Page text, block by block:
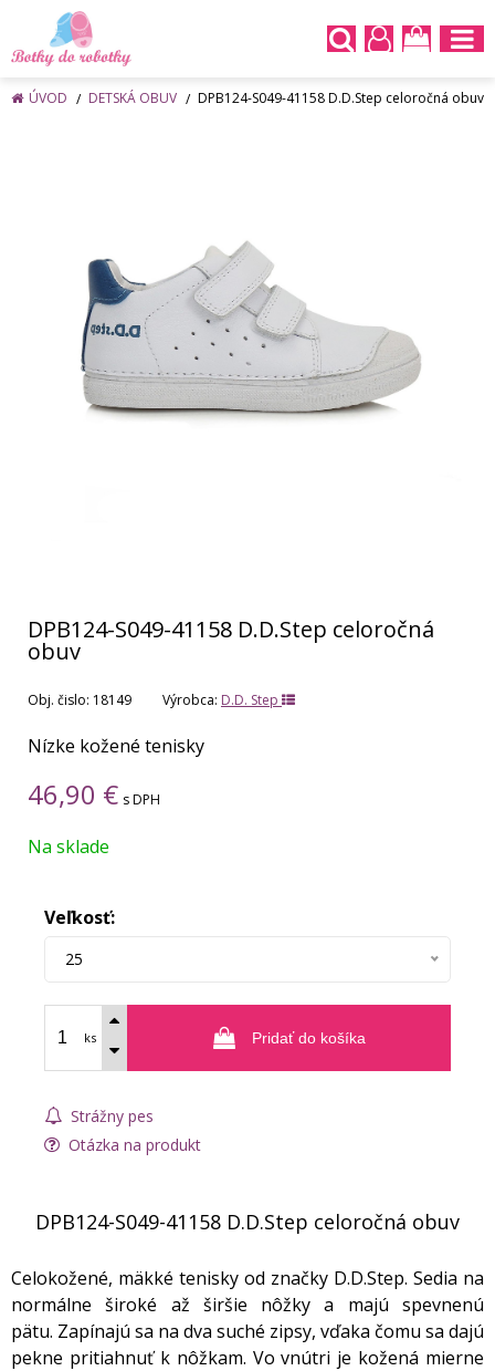
ÚVOD DETSKÁ OBUV DPB124-S049-41158 D.D.Step celoročná obuv
DPB124-S049-41158 D.D.Step celoročná
obuv
Obj. čislo: 18149 Výrobca: D.D. Step
Nízke kožené tenisky
46,90 € s DPH
Na sklade
Veľkosť:
25
ks Pridať do košíka
Strážny pes
Otázka na produkt
DPB124-S049-41158 D.D.Step celoročná obuv
Celokožené, mäkké tenisky od značky D.D.Step. Sedia na
normálne široké až širšie nôžky a majú spevnenú
pätu. Zapínajú sa na dva suché zipsy, vďaka čomu sa dajú
pekne pritiahnuť k nôžkam. Vo vnútri je kožená mierne